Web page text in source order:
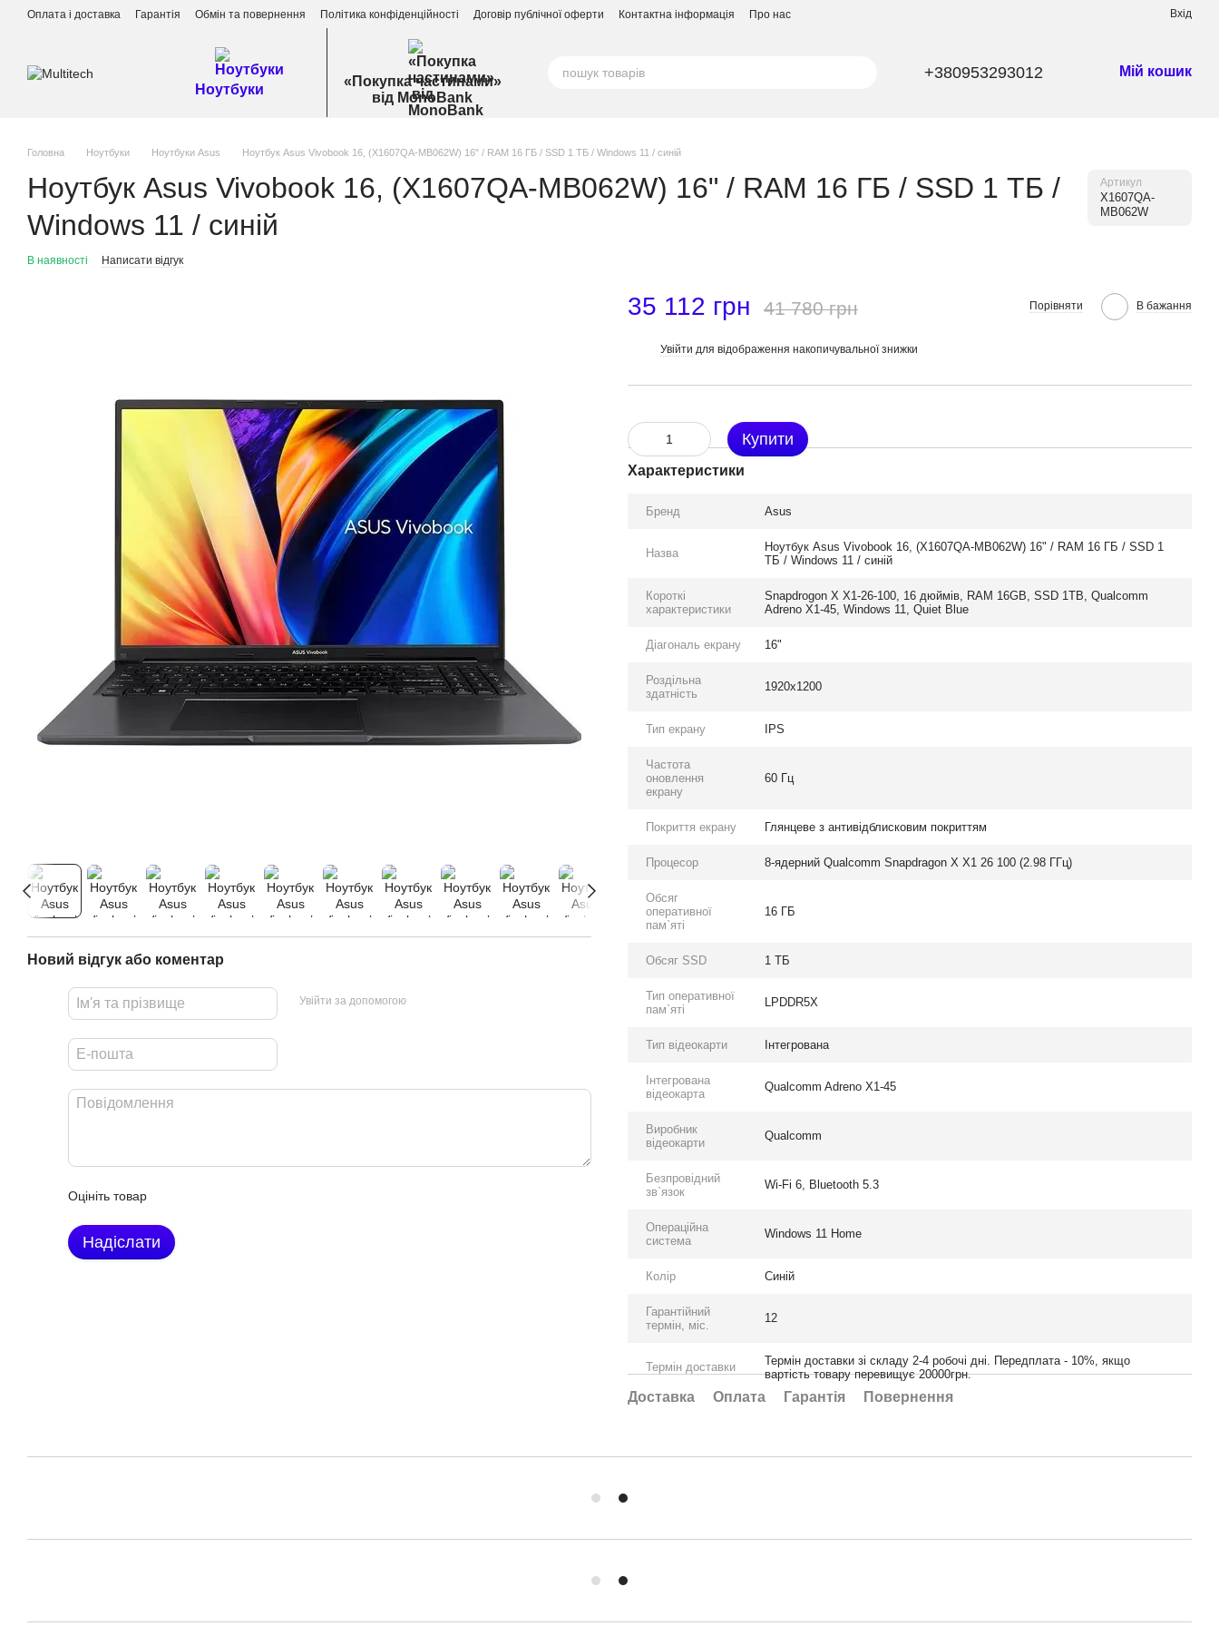
Перейти до основного контенту
Оплата і доставка Гарантія Обмін та повернення Політика конфіденційності Договір публічної оферти Контактна інформація Про нас Вхід
Ноутбуки
«Покупка частинами»
від MonoBank
+380953293012 Мій кошик
Головна Ноутбуки Ноутбуки Asus Ноутбук Asus Vivobook 16, (X1607QA-MB062W) 16" / RAM 16 ГБ / SSD 1 ТБ / Windows 11 / синій
Ноутбук Asus Vivobook 16, (X1607QA-MB062W) 16" / RAM 16 ГБ / SSD 1 ТБ /
Windows 11 / синій
Артикул
X1607QA-
MB062W
В наявності Написати відгук
Новий відгук або коментар
Увійти за допомогою
Оцініть товар
Надіслати
35 112 грн 41 780 грн Порівняти В бажання
Увійти для відображення накопичувальної знижки
Купити
Характеристики
Бренд Asus
Назва
Ноутбук Asus Vivobook 16, (X1607QA-MB062W) 16" / RAM 16 ГБ / SSD 1
ТБ / Windows 11 / синій
Короткі
характеристики
Snapdrogon X X1-26-100, 16 дюймів, RAM 16GB, SSD 1TB, Qualcomm
Adreno X1-45, Windows 11, Quiet Blue
Діагональ екрану 16"
Роздільна
здатність
1920x1200
Тип екрану IPS
Частота
оновлення
екрану
60 Гц
Покриття екрану Глянцеве з антивідблисковим покриттям
Процесор 8-ядерний Qualcomm Snapdragon X X1 26 100 (2.98 ГГц)
Обсяг
оперативної
пам`яті
16 ГБ
Обсяг SSD 1 ТБ
Тип оперативної
пам`яті
LPDDR5X
Тип відеокарти Інтегрована
Інтегрована
відеокарта
Qualcomm Adreno X1-45
Виробник
відеокарти
Qualcomm
Безпровідний
зв`язок
Wi-Fi 6, Bluetooth 5.3
Операційна
система
Windows 11 Home
Колір Синій
Гарантійний
термін, міс.
12
Термін доставки
Термін доставки зі складу 2-4 робочі дні. Передплата - 10%, якщо
вартість товару перевищує 20000грн.
Доставка Оплата Гарантія Повернення